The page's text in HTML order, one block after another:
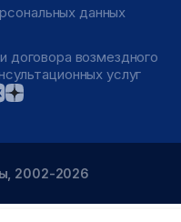
данных
договора возмездного
услуг
2002-2026